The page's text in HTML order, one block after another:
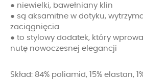
● niewielki, bawełniany klin
● są aksamitne w dotyku,
zaciągnięcia
● to stylowy dodatek, który
nutę nowoczesnej elegancji
Skład: 84% poliamid, 15% elastan,